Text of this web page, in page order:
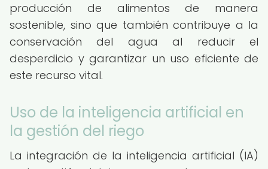
producción de alimentos de manera
sostenible, sino que también contribuye a la
conservación del agua al reducir el
desperdicio y garantizar un uso eficiente de
este recurso vital.
Uso de la inteligencia artificial en
la gestión del riego
La integración de la inteligencia artificial (IA)